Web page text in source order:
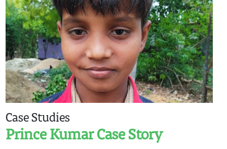
Case Studies
Prince Kumar Case Story